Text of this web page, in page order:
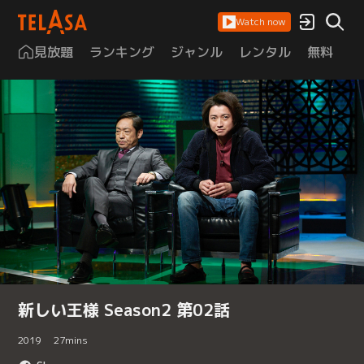
Watch now
見放題 ランキング ジャンル レンタル 無料
新しい王様 Season2 第02話
2019 27mins